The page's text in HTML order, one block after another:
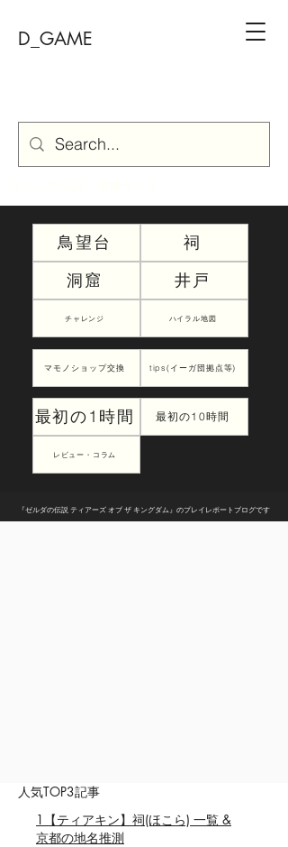
D_GAME
鳥望台
祠
洞窟
井戸
チャレンジ ハイラル地図
マモノショップ交換 tips(イーガ団拠点等)
最初の1時間 最初の10時間
レビュー・コラム
『ゼルダの伝説 ティアーズ オブ ザ キングダム』のプレイレポートブログです
人気TOP3記事
1【ティアキン】祠(ほこら) 一覧 &
京都の地名推測